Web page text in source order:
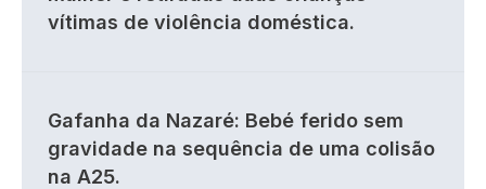
vítimas de violência doméstica.
Gafanha da Nazaré: Bebé ferido sem
gravidade na sequência de uma colisão
na A25.